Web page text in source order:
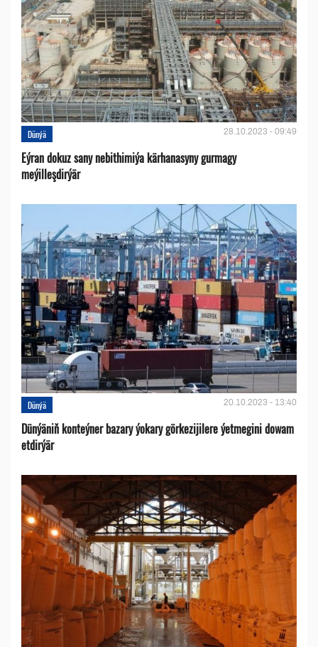
Dünýä 28.10.2023 - 09:49
Eýran dokuz sany nebithimiýa kärhanasyny gurmagy
meýilleşdirýär
Dünýä 20.10.2023 - 13:40
Dünýäniň konteýner bazary ýokary görkezijilere ýetmegini dowam
etdirýär